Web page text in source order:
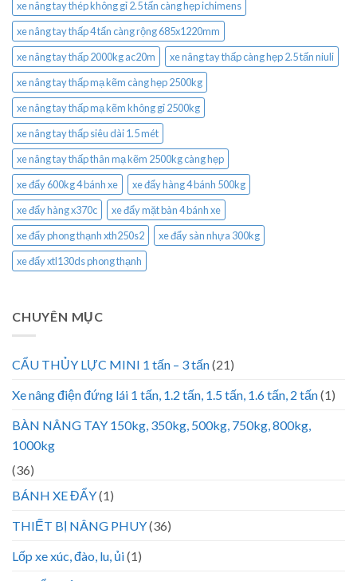
xe nâng tay thép không gỉ 2.5 tấn càng hẹp ichimens
xe nâng tay thấp 4 tấn càng rộng 685x1220mm
xe nâng tay thấp 2000kg ac20m
xe nâng tay thấp càng hẹp 2.5 tấn niuli
xe nâng tay thấp mạ kẽm càng hẹp 2500kg
xe nâng tay thấp mạ kẽm không gỉ 2500kg
xe nâng tay thấp siêu dài 1.5 mét
xe nâng tay thấp thân mạ kẽm 2500kg càng hẹp
xe đẩy 600kg 4 bánh xe
xe đẩy hàng 4 bánh 500kg
xe đẩy hàng x370c
xe đẩy mặt bàn 4 bánh xe
xe đẩy phong thạnh xth250s2
xe đẩy sàn nhựa 300kg
xe đẩy xtl130ds phong thạnh
CHUYÊN MỤC
CẨU THỦY LỰC MINI 1 tấn – 3 tấn(21)
Xe nâng điện đứng lái 1 tấn, 1.2 tấn, 1.5 tấn, 1.6 tấn, 2 tấn(1)
BÀN NÂNG TAY 150kg, 350kg, 500kg, 750kg, 800kg,
1000kg
(36)
BÁNH XE ĐẨY(1)
THIẾT BỊ NÂNG PHUY(36)
Lốp xe xúc, đào, lu, ủi(1)